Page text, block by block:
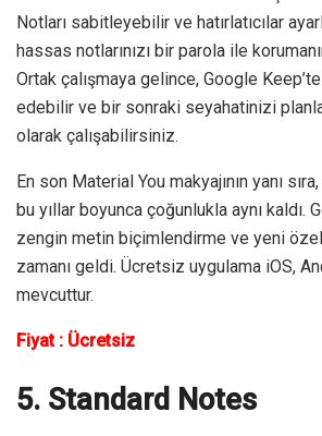
Notları sabitleyebilir ve hatırlatıcılar
hassas notlarınızı bir parola ile
Ortak çalışmaya gelince, Google
edebilir ve bir sonraki seyahatinizi
olarak çalışabilirsiniz.
En son Material You makyajının yanı
bu yıllar boyunca çoğunlukla aynı kaldı.
zengin metin biçimlendirme ve yeni
zamanı geldi. Ücretsiz uygulama iOS,
mevcuttur.
Fiyat : Ücretsiz
5. Standard Notes